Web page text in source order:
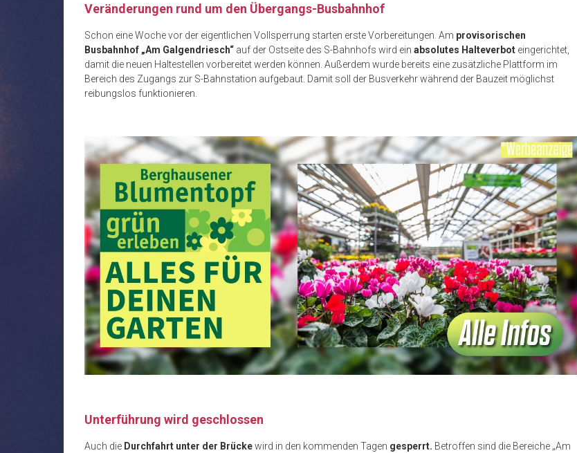
Veränderungen rund um den Übergangs-Busbahnhof
Schon eine Woche vor der eigentlichen Vollsperrung starten erste Vorbereitungen. Am provisorischen
Busbahnhof „Am Galgendriesch“ auf der Ostseite des S-Bahnhofs wird ein absolutes Halteverbot eingerichtet,
damit die neuen Haltestellen vorbereitet werden können. Außerdem wurde bereits eine zusätzliche Plattform im
Bereich des Zugangs zur S-Bahnstation aufgebaut. Damit soll der Busverkehr während der Bauzeit möglichst
reibungslos funktionieren.
Unterführung wird geschlossen
Auch die Durchfahrt unter der Brückewird in den kommenden Tagen gesperrt. Betroffen sind die Bereiche „Am